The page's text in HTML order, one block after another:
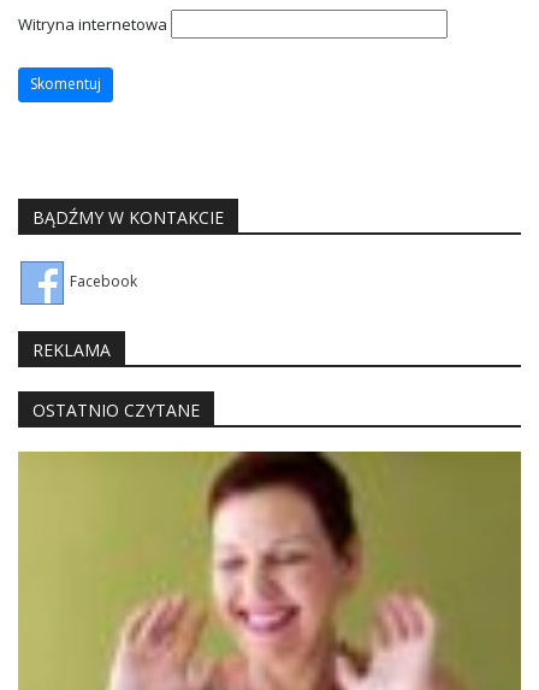
Witryna internetowa
BĄDŹMY W KONTAKCIE
Facebook
REKLAMA
OSTATNIO CZYTANE